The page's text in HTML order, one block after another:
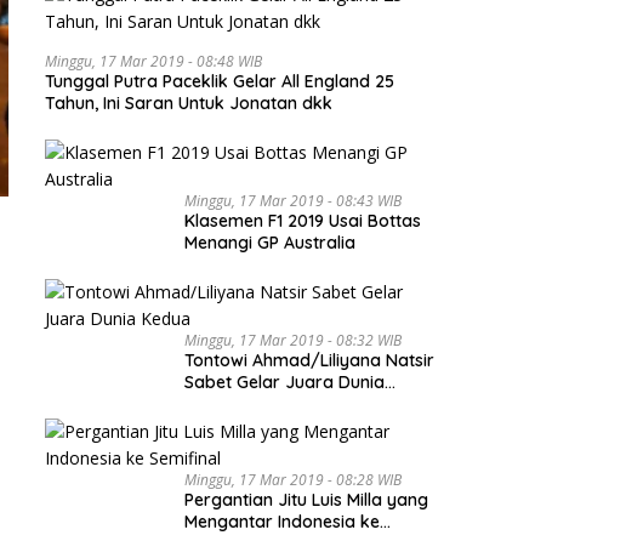
Minggu, 17 Mar 2019 - 08:48 WIB
Tunggal Putra Paceklik Gelar All England 25
Tahun, Ini Saran Untuk Jonatan dkk
Minggu, 17 Mar 2019 - 08:43 WIB
Klasemen F1 2019 Usai Bottas
Menangi GP Australia
Minggu, 17 Mar 2019 - 08:32 WIB
Tontowi Ahmad/Liliyana Natsir
Sabet Gelar Juara Dunia
Minggu, 17 Mar 2019 - 08:28 WIB
Pergantian Jitu Luis Milla yang
Mengantar Indonesia ke